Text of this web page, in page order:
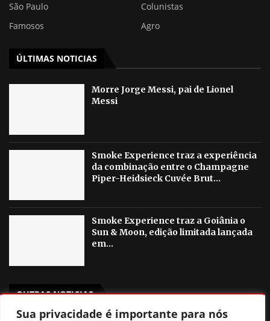
Sua privacidade é importante para nós
São Paulo
Colunistas
Famosos
Agro
ÚLTIMAS NOTICIAS
Morre Jorge Messi, pai de Lionel
Messi
Smoke Experience traz a experiência
da combinação entre o Champagne
Piper-Heidsieck Cuvée Brut...
Smoke Experience traz a Goiânia o
Sun & Moon, edição limitada lançada
em...
OUTRAS NOTICIAS